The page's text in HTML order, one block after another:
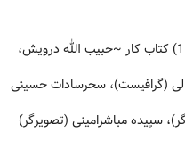
~حبیب الله درویش،
(گرافیست)، سحرسادات حسینی
سپیده مباشرامینی (تصویرگر)